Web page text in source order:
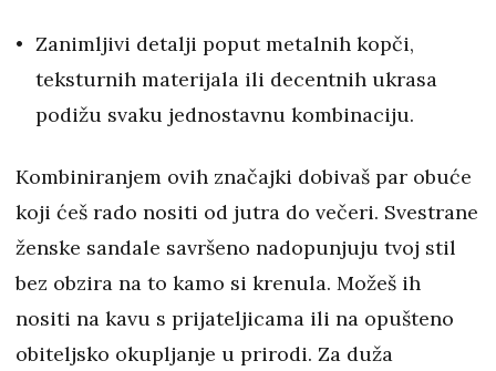
Zanimljivi detalji poput metalnih kopči,
teksturnih materijala ili decentnih ukrasa
podižu svaku jednostavnu kombinaciju.
Kombiniranjem ovih značajki dobivaš par obuće
koji ćeš rado nositi od jutra do večeri. Svestrane
ženske sandale savršeno nadopunjuju tvoj stil
bez obzira na to kamo si krenula. Možeš ih
nositi na kavu s prijateljicama ili na opušteno
obiteljsko okupljanje u prirodi. Za duža